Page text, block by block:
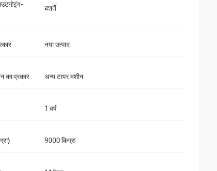
बशर्ते
नया उत्पाद
का प्रकार अन्य टायर मशीन
1 वर्ष
9000 किग्रा